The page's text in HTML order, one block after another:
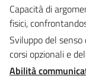
Capacità di
fisici,
Sviluppo del
corsi opzionali e
Abilità